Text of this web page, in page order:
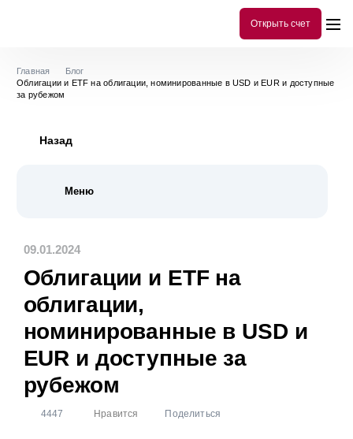
Открыть счет
Главная
Блог
Облигации и ETF на облигации, номинированные в USD и EUR и доступные
за рубежом
Назад
Меню
История
Инструменты аналитики
Библиотека инвестора
Акции 54
Облигации
Налоги
09.01.2024
Облигации и ETF на
облигации,
номинированные в USD и
EUR и доступные за
рубежом
4447 Нравится Поделиться